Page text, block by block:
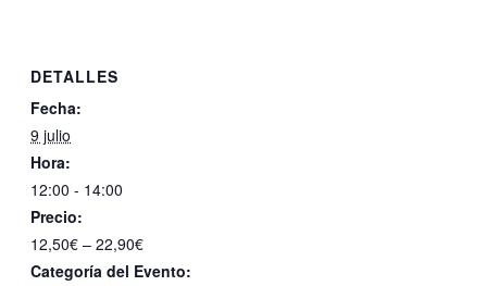
DETALLES
Fecha:
9 julio
Hora:
12:00 - 14:00
Precio:
12,50€ – 22,90€
Categoría del Evento: